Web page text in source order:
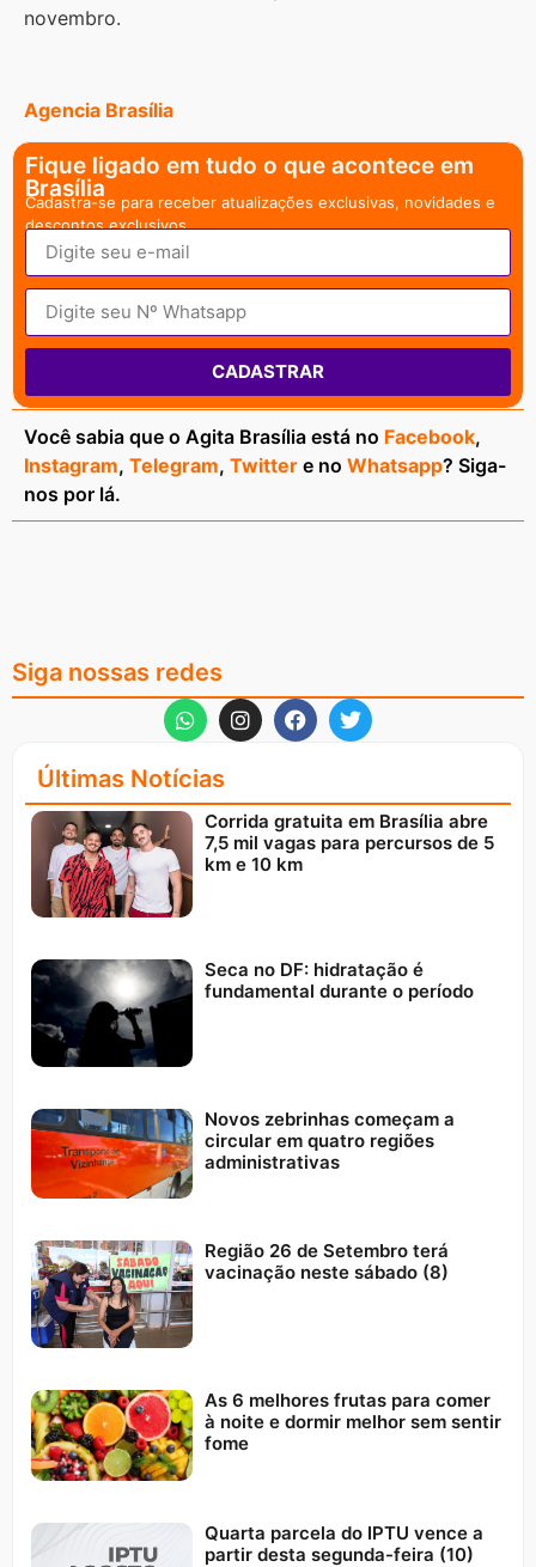
novembro.
Agencia Brasília
Fique ligado em tudo o que acontece em
Brasília
Cadastra-se para receber atualizações exclusivas, novidades e
descontos exclusivos.
CADASTRAR
Você sabia que o Agita Brasília está no Facebook,
Instagram, Telegram, Twitter e no Whatsapp? Siga-
nos por lá.
Siga nossas redes
Últimas Notícias
Corrida gratuita em Brasília abre
7,5 mil vagas para percursos de 5
km e 10 km
Seca no DF: hidratação é
fundamental durante o período
Novos zebrinhas começam a
circular em quatro regiões
administrativas
Região 26 de Setembro terá
vacinação neste sábado (8)
As 6 melhores frutas para comer
à noite e dormir melhor sem sentir
fome
Quarta parcela do IPTU vence a
partir desta segunda-feira (10)